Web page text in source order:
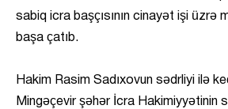
sabiq icra başçısının cinayət işi üzrə
başa çatıb.
Hakim Rasim Sadıxovun sədrliyi ilə
Mingəçevir şəhər İcra Hakimiyyətinin